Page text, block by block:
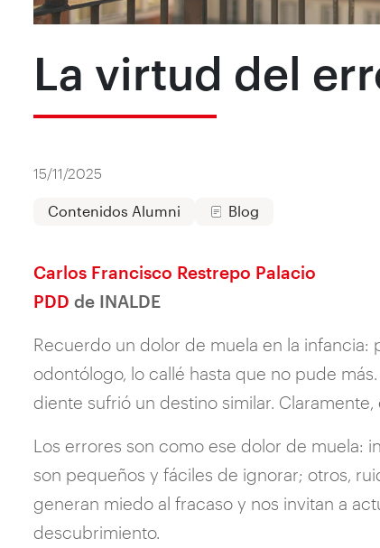
La virtud del
15/11/2025
Contenidos Alumni Blog
Carlos Francisco Restrepo Palacio
PDD de INALDE
Recuerdo un dolor de muela en la
odontólogo, lo callé hasta que no pude
diente sufrió un destino similar.
Los errores son como ese dolor de muela:
son pequeños y fáciles de ignorar; otros,
generan miedo al fracaso y nos invitan a
descubrimiento.